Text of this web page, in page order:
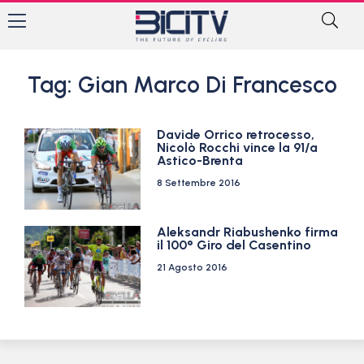
Tag: Gian Marco Di Francesco
Davide Orrico retrocesso,
Nicolò Rocchi vince la 91/a
Astico-Brenta
8 Settembre 2016
Aleksandr Riabushenko firma
il 100° Giro del Casentino
21 Agosto 2016